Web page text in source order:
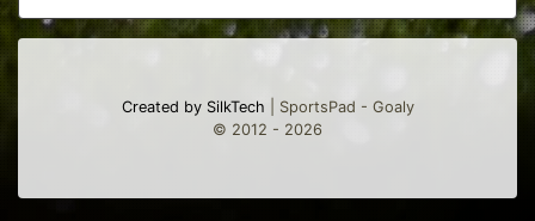
Created by SilkTech | SportsPad - Goaly
© 2012 - 2026